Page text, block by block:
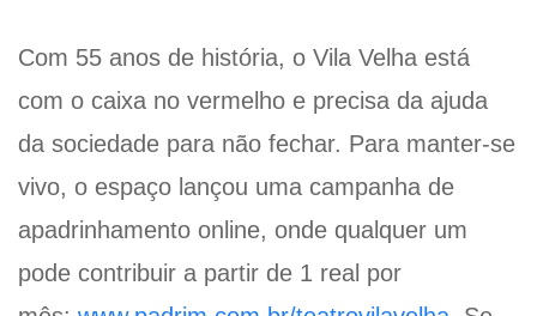
Com 55 anos de história, o Vila Velha está
com o caixa no vermelho e precisa da ajuda
da sociedade para não fechar. Para manter-se
vivo, o espaço lançou uma campanha de
apadrinhamento online, onde qualquer um
pode contribuir a partir de 1 real por